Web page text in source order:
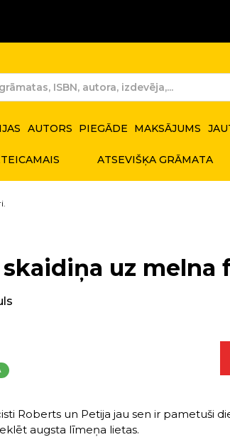
AUTORS PIEGĀDE MAKSĀJUMS
ATSEVIŠĶA GRĀMATA
uz melna
Roberts un Petija jau sen ir pametuši
augsta līmeņa lietas.